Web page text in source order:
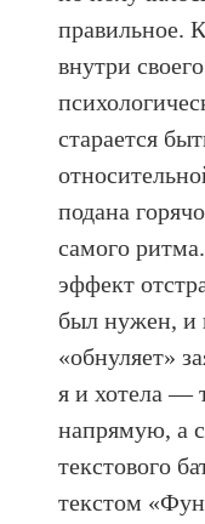
правильное.
внутри
старается
подана
самого
эффект
был нужен, и
«обнуляет»
я и хотела —
напрямую, а
текстового
текстом